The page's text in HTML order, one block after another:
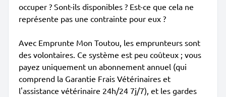
occuper ? Sont-ils disponibles ? Est-ce que cela ne
représente pas une contrainte pour eux ?
Avec Emprunte Mon Toutou, les emprunteurs sont
des volontaires. Ce système est peu coûteux ; vous
payez uniquement un abonnement annuel (qui
comprend la Garantie Frais Vétérinaires et
l'assistance vétérinaire 24h/24 7j/7), et les gardes